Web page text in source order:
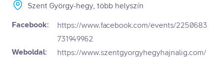
Szent György-hegy, több helyszín
Facebook:
https://www.facebook.com/events/2250683
731949962
Weboldal:
https://www.szentgyorgyhegyhajnalig.com/